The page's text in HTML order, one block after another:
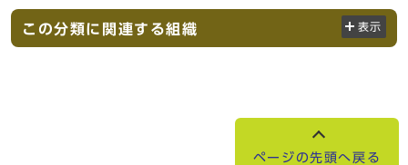
この分類に関連する組織 表示
ページの先頭へ戻る